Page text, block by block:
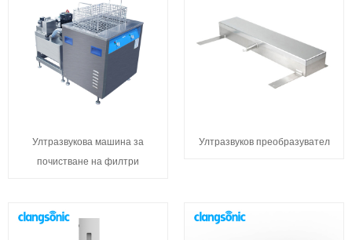
Ултразвукова машина за
почистване на филтри
Ултразвуков преобразувател